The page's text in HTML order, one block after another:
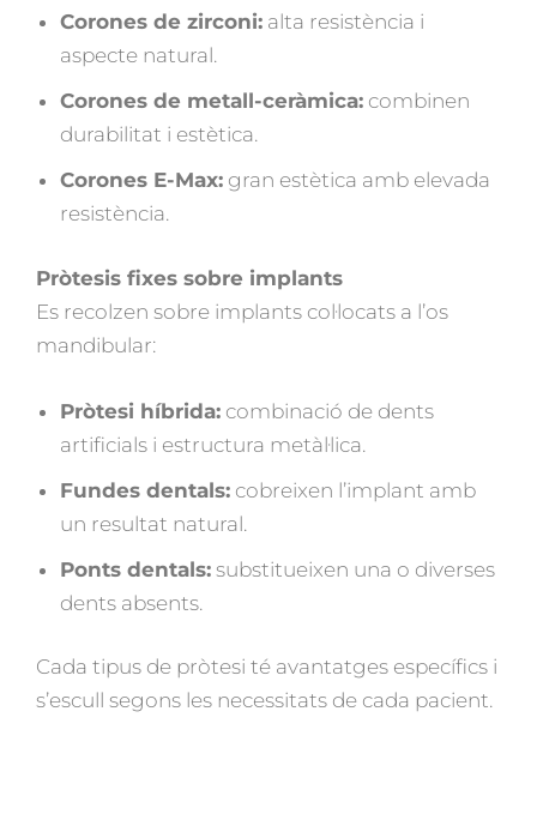
Corones de zirconi: alta resistència i
aspecte natural.
Corones de metall-ceràmica: combinen
durabilitat i estètica.
Corones E-Max: gran estètica amb elevada
resistència.
Pròtesis fixes sobre implants
Es recolzen sobre implants col·locats a l’os
mandibular:
Pròtesi híbrida: combinació de dents
artificials i estructura metàl·lica.
Fundes dentals: cobreixen l’implant amb
un resultat natural.
Ponts dentals: substitueixen una o diverses
dents absents.
Cada tipus de pròtesi té avantatges específics i
s’escull segons les necessitats de cada pacient.